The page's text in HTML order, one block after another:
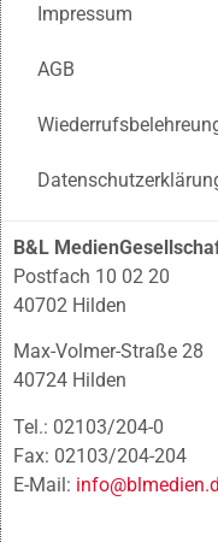
Impressum
AGB
B&L
Postfach 10 02 20
40702 Hilden
Max-Volmer-Straße 28
40724 Hilden
Tel.: 02103/204-0
Fax: 02103/204-204
E-Mail: